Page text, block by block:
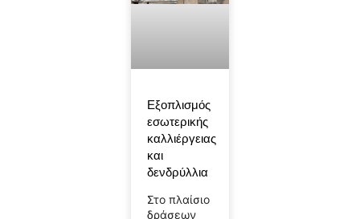
Εξοπλισμός
εσωτερικής
καλλιέργειας
και
δενδρύλλια
Στο πλαίσιο
δράσεων